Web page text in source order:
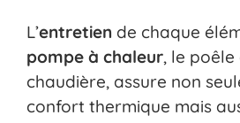
L’entretien de chaque
pompe à chaleur, le
chaudière, assure non
confort thermique mais